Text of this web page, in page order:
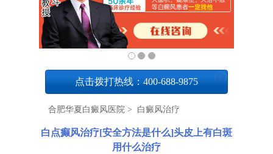
点击拨打热线：400-688-9875
合肥华夏白癜风医院 > 白癜风治疗
白点癫风治疗[安全方法是什么]头皮上有白斑
用什么治疗